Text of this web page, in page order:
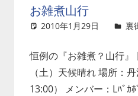
お雑煮山行
2010年1月29日 裏
恒例の『お雑煮？山行』
（土）天候晴れ 場所：
13:00） メンバー：Lﾊﾞｶ